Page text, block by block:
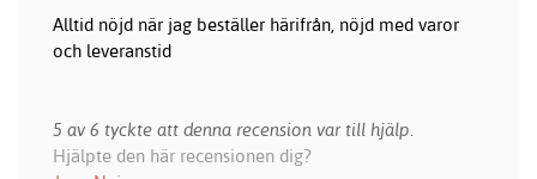
Alltid nöjd när jag beställer härifrån, nöjd med varor
och leveranstid
5 av 6 tyckte att denna recension var till hjälp.
Hjälpte den här recensionen dig?